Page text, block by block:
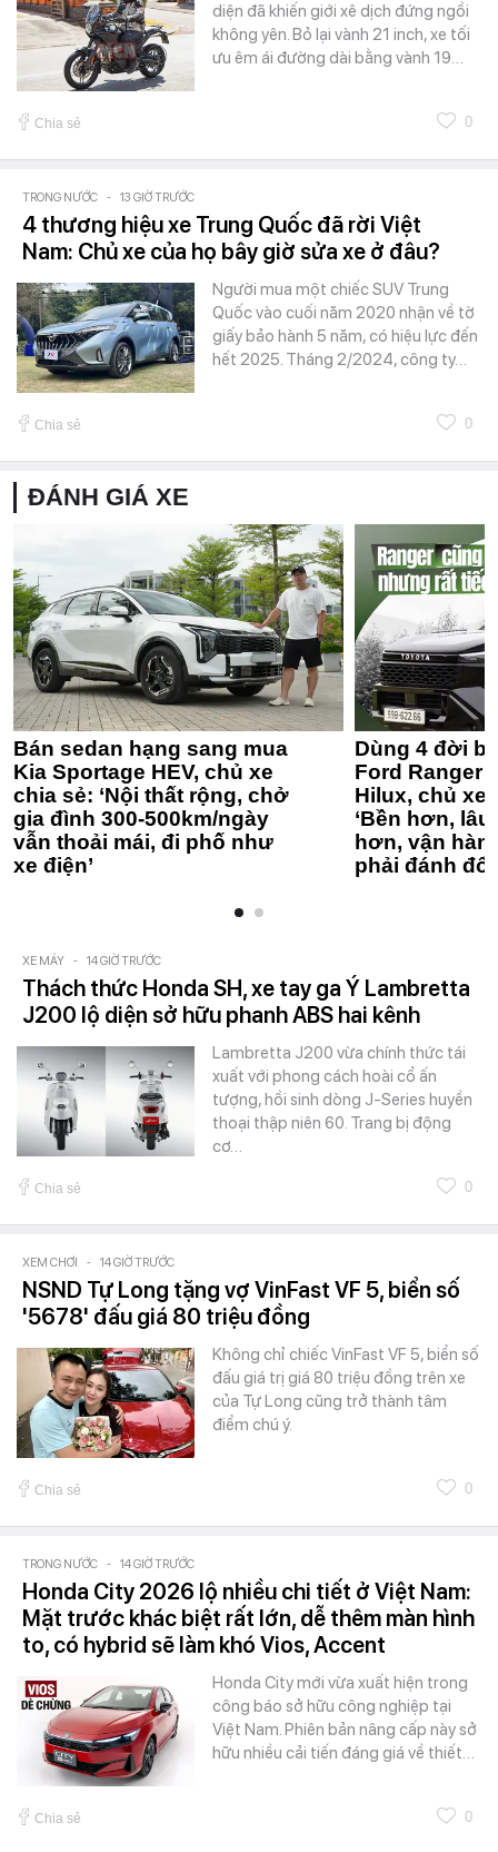
diện đã khiến giới xê dịch đứng ngồi
không yên. Bỏ lại vành 21 inch, xe tối
ưu êm ái đường dài bằng vành 19…
Chia sẻ 0
TRONG NƯỚC - 13 GIỜ TRƯỚC
4 thương hiệu xe Trung Quốc đã rời Việt
Nam: Chủ xe của họ bây giờ sửa xe ở đâu?
Người mua một chiếc SUV Trung
Quốc vào cuối năm 2020 nhận về tờ
giấy bảo hành 5 năm, có hiệu lực đến
hết 2025. Tháng 2/2024, công ty…
Chia sẻ 0
ĐÁNH GIÁ XE
Bán sedan hạng sang mua
Kia Sportage HEV, chủ xe
chia sẻ: ‘Nội thất rộng, chở
gia đình 300-500km/ngày
vẫn thoải mái, đi phố như
xe điện’
Dùng 4 đời
Ford Ranger
Hilux, chủ xe
‘Bền hơn,
hơn, vận
phải đánh
XE MÁY - 14 GIỜ TRƯỚC
Thách thức Honda SH, xe tay ga Ý Lambretta
J200 lộ diện sở hữu phanh ABS hai kênh
Lambretta J200 vừa chính thức tái
xuất với phong cách hoài cổ ấn
tượng, hồi sinh dòng J-Series huyền
thoại thập niên 60. Trang bị động
cơ…
Chia sẻ 0
XEM CHƠI - 14 GIỜ TRƯỚC
NSND Tự Long tặng vợ VinFast VF 5, biển số
'5678' đấu giá 80 triệu đồng
Không chỉ chiếc VinFast VF 5, biển số
đấu giá trị giá 80 triệu đồng trên xe
của Tự Long cũng trở thành tâm
điểm chú ý.
Chia sẻ 0
TRONG NƯỚC - 14 GIỜ TRƯỚC
Honda City 2026 lộ nhiều chi tiết ở Việt Nam:
Mặt trước khác biệt rất lớn, dễ thêm màn hình
to, có hybrid sẽ làm khó Vios, Accent
Honda City mới vừa xuất hiện trong
công báo sở hữu công nghiệp tại
Việt Nam. Phiên bản nâng cấp này sở
hữu nhiều cải tiến đáng giá về thiết…
Chia sẻ 0